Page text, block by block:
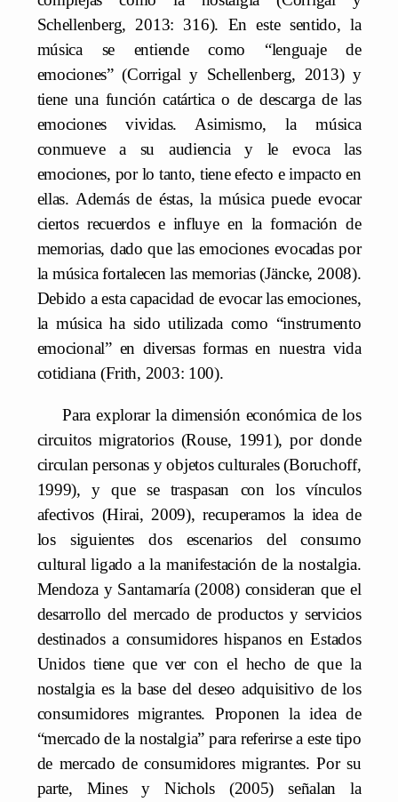
Schellenberg, 2013: 316). En este sentido, la
música se entiende como “lenguaje de
emociones” (Corrigal y Schellenberg, 2013) y
tiene una función catártica o de descarga de las
emociones vividas. Asimismo, la música
conmueve a su audiencia y le evoca las
emociones, por lo tanto, tiene efecto e impacto en
ellas. Además de éstas, la música puede evocar
ciertos recuerdos e influye en la formación de
memorias, dado que las emociones evocadas por
la música fortalecen las memorias (Jäncke, 2008).
Debido a esta capacidad de evocar las emociones,
la música ha sido utilizada como “instrumento
emocional” en diversas formas en nuestra vida
cotidiana (Frith, 2003: 100).
Para explorar la dimensión económica de los
circuitos migratorios (Rouse, 1991), por donde
circulan personas y objetos culturales (Boruchoff,
1999), y que se traspasan con los vínculos
afectivos (Hirai, 2009), recuperamos la idea de
los siguientes dos escenarios del consumo
cultural ligado a la manifestación de la nostalgia.
Mendoza y Santamaría (2008) consideran que el
desarrollo del mercado de productos y servicios
destinados a consumidores hispanos en Estados
Unidos tiene que ver con el hecho de que la
nostalgia es la base del deseo adquisitivo de los
consumidores migrantes. Proponen la idea de
“mercado de la nostalgia” para referirse a este tipo
de mercado de consumidores migrantes. Por su
parte, Mines y Nichols (2005) señalan la